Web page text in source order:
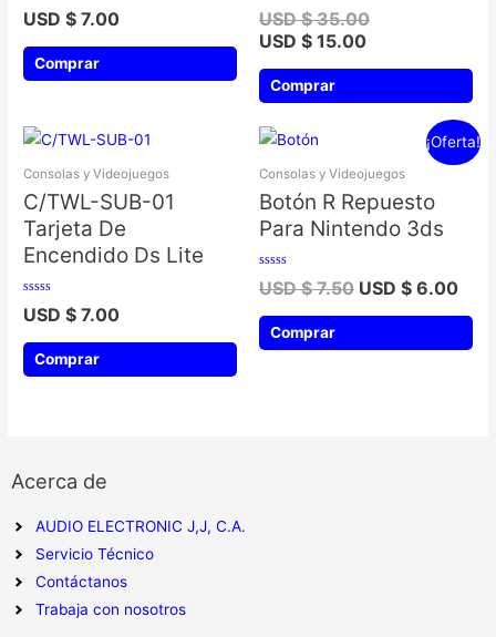
Valorado
con
de
USD $ 7.00
Comprar
Valorado
con
0
de
USD $35.00
USD $ 15.00
Comprar
Consolas y Videojuegos
C/TWL-SUB-01
Tarjeta De
Encendido Ds Lite
Valorado
con
de
USD $ 7.00
Comprar
¡Oferta!
Consolas y Videojuegos
Botón R Repuesto
Para Nintendo 3ds
Valorado
con
de
USD $7.50 USD $ 6.00
Comprar
Acerca de
AUDIO ELECTRONIC J,J, C.A.
Servicio Técnico
Contáctanos
Trabaja con nosotros